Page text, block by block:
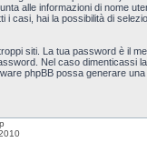
alle informazioni di nome
casi, hai la possibilità di
siti. La tua password è il
Nel caso dimenticassi
phpBB possa generare